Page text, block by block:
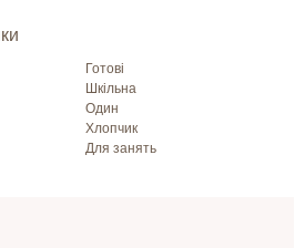
Готові
Шкільна
Один
Хлопчик
Для занять